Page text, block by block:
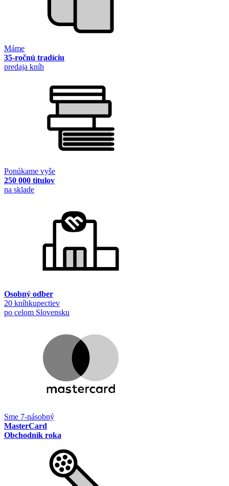
Máme
35-ročnú tradíciu
predaja kníh
Ponúkame vyše
250 000 titulov
na sklade
Osobný odber
20 kníhkupectiev
po celom Slovensku
Sme 7-násobný
MasterCard
Obchodník roka